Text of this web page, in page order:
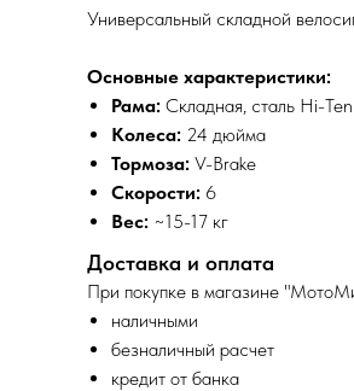
Универсальный складной
Основные характеристики:
Рама: Складная, сталь Hi-Ten
Колеса: 24 дюйма
Тормоза: V-Brake
Скорости: 6
Вес: ~15-17 кг
Доставка и оплата
При покупке в магазине
наличными
безналичный расчет
кредит от банка